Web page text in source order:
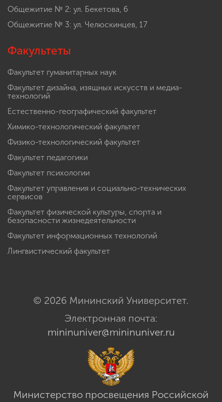
Общежитие № 2: ул. Бекетова, 6
Общежитие № 3: ул. Челюскинцев, 17
Факультеты
Факультет гуманитарных наук
Факультет дизайна, изящных искусств и медиа-
технологий
Естественно-географический факультет
Химико-технологический факультет
Физико-технологический факультет
Факультет педагогики
Факультет психологии
Факультет управления и социально-технических
сервисов
Факультет физической культуры, спорта и
безопасности жизнедеятельности
Факультет информационных технологий
Лингвистический факультет
© 2026 Мининский Университет.
Электронная почта:
mininuniver@mininuniver.ru
Министерство просвещения Российской